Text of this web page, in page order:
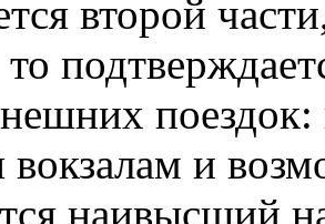
второй
вокзалам и
наивысший